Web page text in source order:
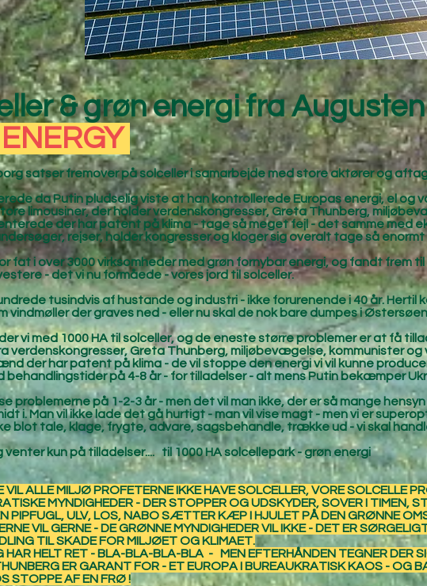
& grøn energi fra
satser fremover på solceller i samarbejde med store aktører og
da Putin pludselig viste at han kontrollerede Europas energi, el og
limousiner, der holder verdenskongresser, Greta Thunberg,
der har patent på klima - tage så meget fejl - det samme med
rejser, holder kongresser og kloger sig overalt tage så
fat i over 3000 virksomheder med grøn fornybar energi, og fandt frem
- det vi nu formåede - vores jord til solceller.
tusindvis af hustande og industri - ikke forurenende i 40 år. Hertil
vindmøller der graves ned - eller nu skal de nok bare dumpes i
vi med 1000 HA til solceller, og de eneste større problemer er at få
verdenskongresser, Greta Thunberg, miljøbevægelse, kommunister
der har patent på klima - de vil stoppe den energi vi vil kunne
behandlingstider på 4-8 år - for tilladelser - alt mens Putin bekæmper
problemerne på 1-2-3 år - men det vil man ikke, der er så mange
i. Man vil ikke lade det gå hurtigt - man vil vise magt - men vi er
blot tale, klage, frygte, advare, sagsbehandle, trække ud - vi skal
venter kun på tilladelser.... til 1000 HA solcellepark - grøn energi
VIL ALLE MILJØ PROFETERNE IKKE HAVE SOLCELLER, VORE SOLCELLE
MYNDIGHEDER - DER STOPPER OG UDSKYDER, SOVER I TIMEN,
PIPFUGL, ULV, LOS, NABO SÆTTER KÆP I HJULET PÅ DEN GRØNNE
VIL GERNE - DE GRØNNE MYNDIGHEDER VIL IKKE - DET ER
TIL SKADE FOR MILJØET OG KLIMAET.
HAR HELT RET - BLA-BLA-BLA-BLA - MEN EFTERHÅNDEN TEGNER DER
ER GARANT FOR - ET EUROPA I BUREAUKRATISK KAOS - OG
STOPPE AF EN FRØ !